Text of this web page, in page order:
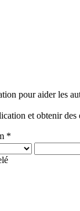
pour aider les
et obtenir
*